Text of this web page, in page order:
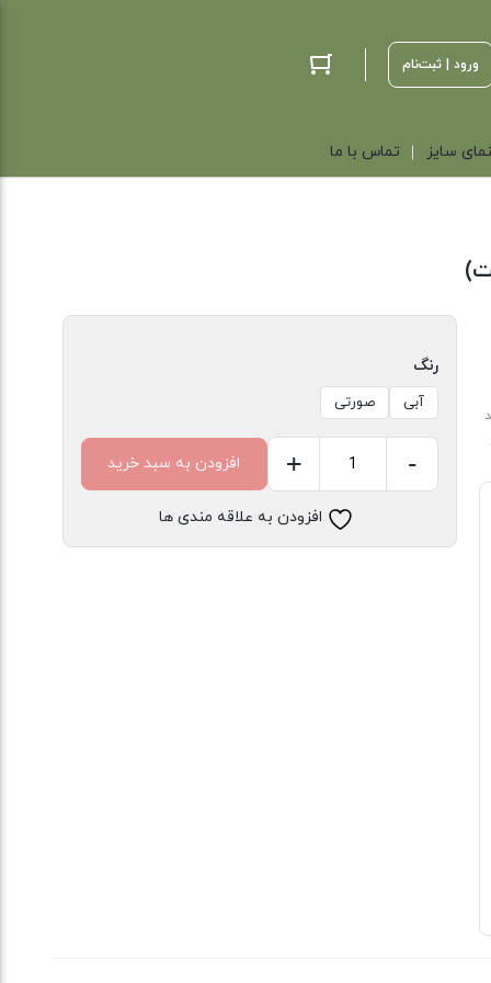
ورود | ثبت‌نام
سایز تماس با ما
رنگ
آبی صورتی
-
+ افزودن به سبد خرید
افزودن به علاقه مندی ها